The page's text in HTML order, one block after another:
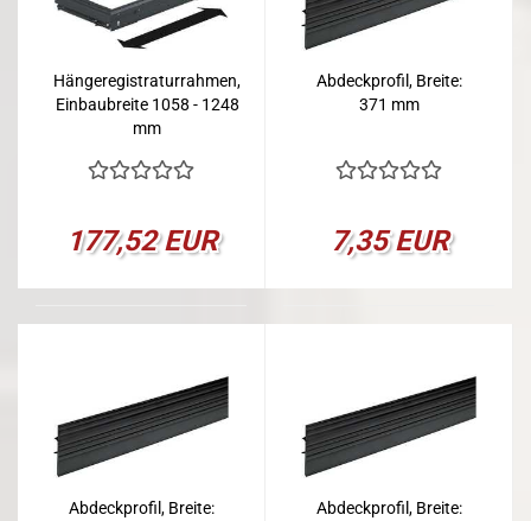
Hängeregistraturrahmen,
Einbaubreite 1058 - 1248
mm
177,52 EUR
Abdeckprofil, Breite:
371 mm
7,35 EUR
Abdeckprofil, Breite:
Abdeckprofil, Breite: